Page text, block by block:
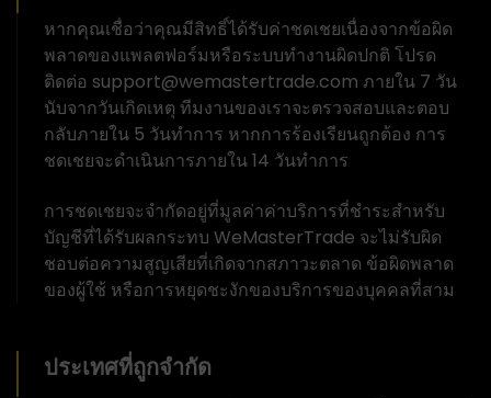
หากคุณเชื่อว่าคุณมีสิทธิ์ได้รับค่าชดเชยเนื่องจากข้อผิด
พลาดของแพลตฟอร์มหรือระบบทำงานผิดปกติ โปรด
ติดต่อ support@wemastertrade.com ภายใน 7 วัน
นับจากวันเกิดเหตุ ทีมงานของเราจะตรวจสอบและตอบ
กลับภายใน 5 วันทำการ หากการร้องเรียนถูกต้อง การ
ชดเชยจะดำเนินการภายใน 14 วันทำการ
การชดเชยจะจำกัดอยู่ที่มูลค่าค่าบริการที่ชำระสำหรับ
บัญชีที่ได้รับผลกระทบ WeMasterTrade จะไม่รับผิด
ชอบต่อความสูญเสียที่เกิดจากสภาวะตลาด ข้อผิดพลาด
ของผู้ใช้ หรือการหยุดชะงักของบริการของบุคคลที่สาม
ประเทศที่ถูกจำกัด